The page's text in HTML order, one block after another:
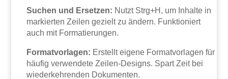
Suchen und Ersetzen: Nutzt Strg+H, um Inhalte in
markierten Zeilen gezielt zu ändern. Funktioniert
auch mit Formatierungen.
Formatvorlagen: Erstellt eigene Formatvorlagen für
häufig verwendete Zeilen-Designs. Spart Zeit bei
wiederkehrenden Dokumenten.